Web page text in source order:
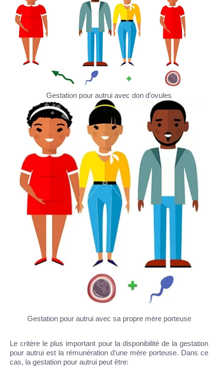
Gestation pour autrui avec don d'ovules
Gestation pour autrui avec sa propre mère porteuse
Le critère le plus important pour la disponibilité de la gestation
pour autrui est la rémunération d'une mère porteuse. Dans ce
cas, la gestation pour autrui peut être: